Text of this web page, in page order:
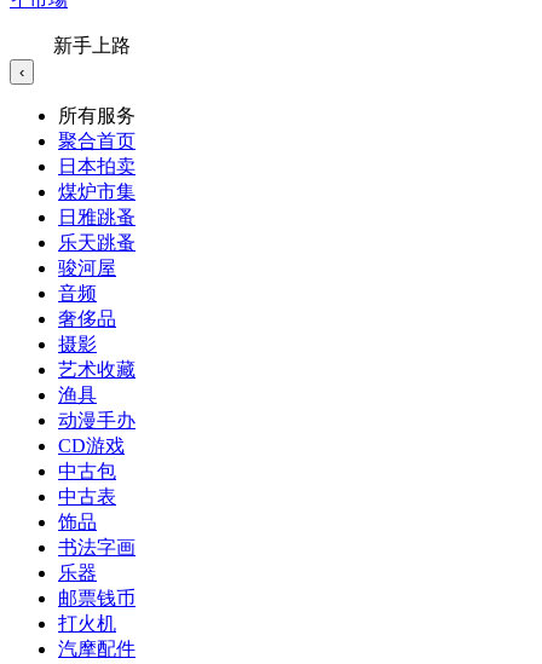
新手上路
‹
所有服务
聚合首页
日本拍卖
煤炉市集
日雅跳蚤
乐天跳蚤
骏河屋
音频
奢侈品
摄影
艺术收藏
渔具
动漫手办
CD游戏
中古包
中古表
饰品
书法字画
乐器
邮票钱币
打火机
汽摩配件